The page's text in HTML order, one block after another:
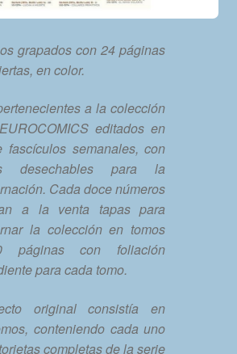
grapados con 24 páginas
en color.
a la colección
editados en
fascículos semanales, con
desechables para la
Cada doce números
a la venta tapas para
la colección en tomos
páginas con foliación
para cada tomo.
original consistía en
conteniendo cada uno
completas de la serie